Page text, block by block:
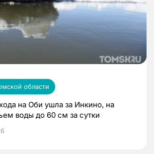
области
на Оби ушла за Инкино, на
воды до 60 см за сутки